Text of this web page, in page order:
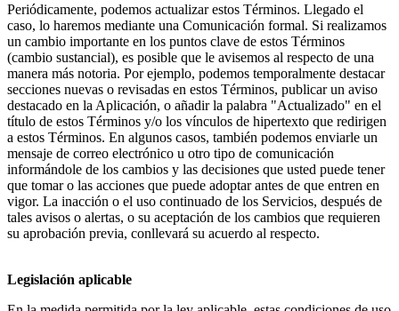
Periódicamente, podemos actualizar estos Términos. Llegado el
caso, lo haremos mediante una Comunicación formal. Si realizamos
un cambio importante en los puntos clave de estos Términos
(cambio sustancial), es posible que le avisemos al respecto de una
manera más notoria. Por ejemplo, podemos temporalmente destacar
secciones nuevas o revisadas en estos Términos, publicar un aviso
destacado en la Aplicación, o añadir la palabra "Actualizado" en el
título de estos Términos y/o los vínculos de hipertexto que redirigen
a estos Términos. En algunos casos, también podemos enviarle un
mensaje de correo electrónico u otro tipo de comunicación
informándole de los cambios y las decisiones que usted puede tener
que tomar o las acciones que puede adoptar antes de que entren en
vigor. La inacción o el uso continuado de los Servicios, después de
tales avisos o alertas, o su aceptación de los cambios que requieren
su aprobación previa, conllevará su acuerdo al respecto.
Legislación aplicable